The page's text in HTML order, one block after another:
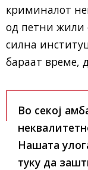
криминалот
од петни жили
силна
бараат време,
Во секој
Нашата
туку да